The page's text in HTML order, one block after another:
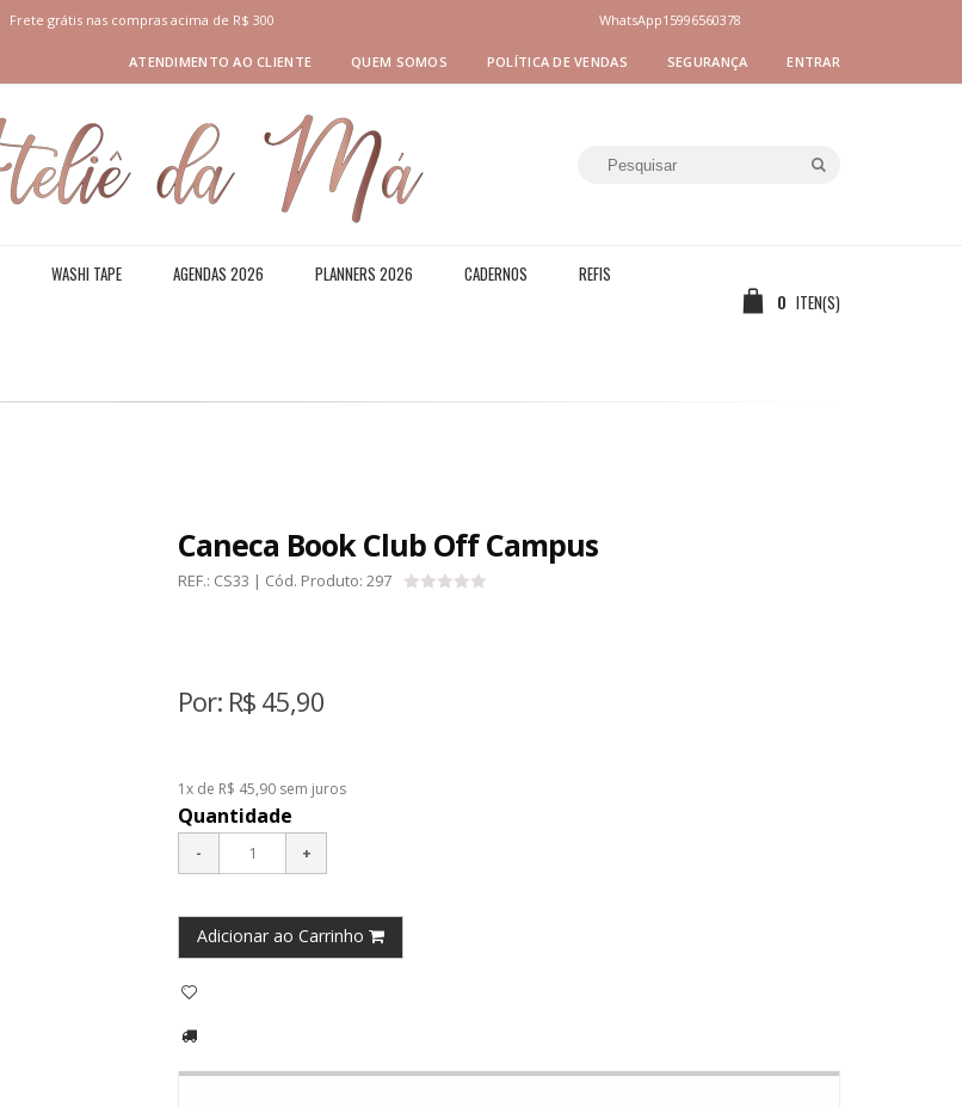
Frete grátis nas compras acima de R$ 300 WhatsApp15996560378
ATENDIMENTO AO CLIENTE QUEM SOMOS POLÍTICA DE VENDAS SEGURANÇA ENTRAR
WASHI TAPE AGENDAS 2026 PLANNERS 2026 CADERNOS REFIS
0 ITEN(S)
Caneca Book Club Off Campus
REF.: CS33 | Cód. Produto: 297
Por: R$ 45,90
1x de R$ 45,90 sem juros
Quantidade
Adicionar ao Carrinho